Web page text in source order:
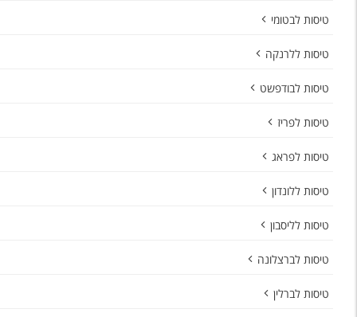
טיסות לבטומי
טיסות ללרנקה
טיסות לבודפשט
טיסות לפריז
טיסות לפראג
טיסות ללונדון
טיסות לליסבון
טיסות לברצלונה
טיסות לברלין